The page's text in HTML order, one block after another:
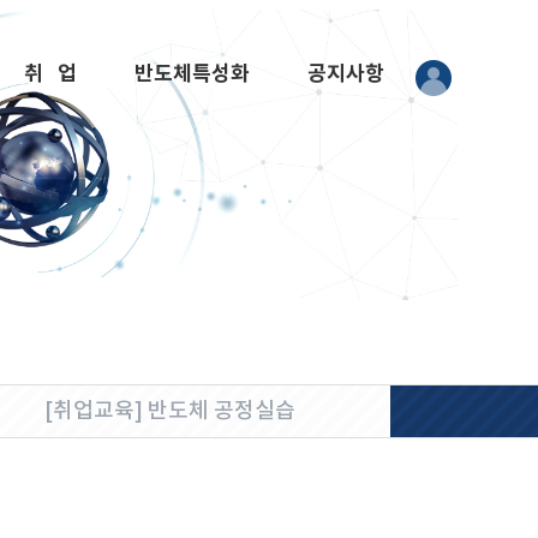
취 업 반도체특성화 공지사항
[취업교육] 반도체 공정실습